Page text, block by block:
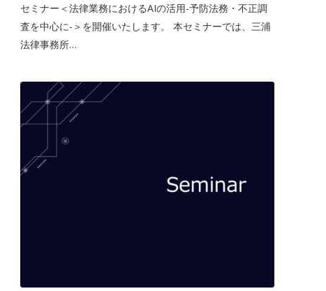
セミナー＜法律業務におけるAIの活用-予防法務・不正調
査を中心に-＞を開催いたします。 本セミナーでは、三浦
法律事務所…